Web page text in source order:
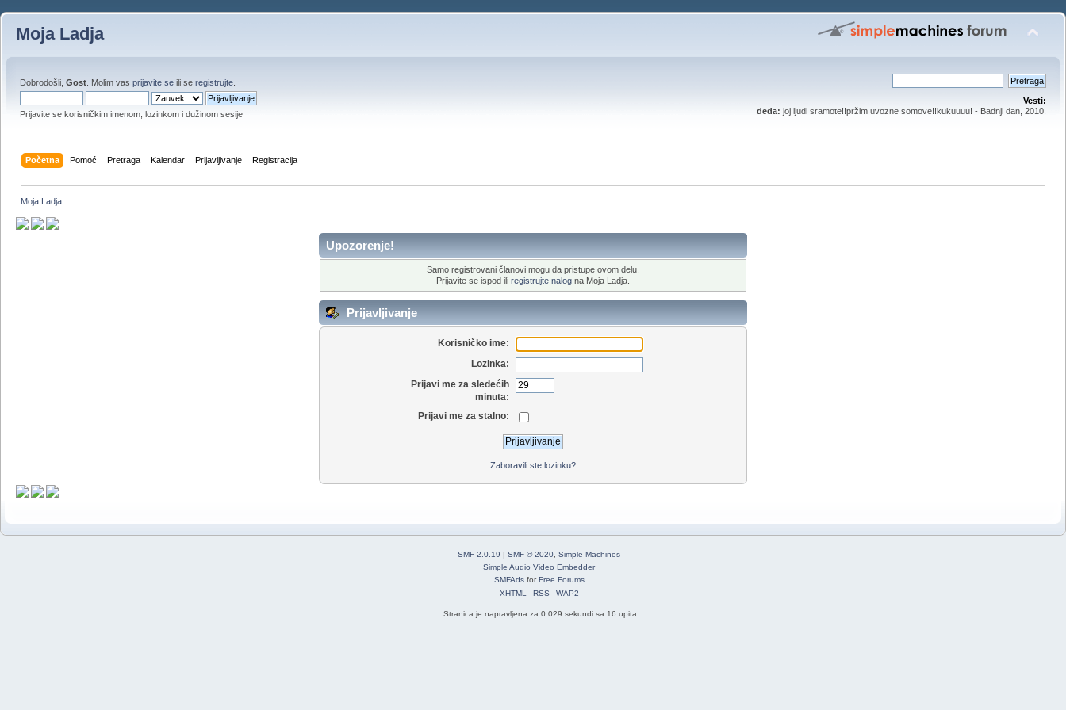
Moja Ladja
Dobrodošli, Gost . Molim vas prijavite se ili se registrujte
Prijavite se korisničkim imenom, lozinkom i dužinom sesije
Vesti:
deda: joj ljudi sramote!!pržim uvozne somove!!kukuuuu! - Badnji dan, 2010.
Početna Pomoć Pretraga Kalendar Prijavljivanje Registracija
Moja Ladja
Upozorenje!
Samo registrovani članovi mogu da pristupe ovom delu.
Prijavite se ispod ili registrujte nalog na Moja Ladja.
Prijavljivanje
Korisničko ime:
Lozinka:
Prijavi me za sledećih
minuta:
Prijavi me za stalno:
Zaboravili ste lozinku?
SMF 2.0.19 | SMF © 2020 Simple Machines
Simple Audio Video Embedder
SMFAdsforFree Forums
XHTML
RSS WAP2
Stranica je napravljena za 0.029 sekundi sa 16 upita.